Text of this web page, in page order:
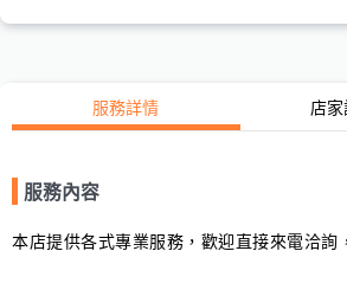
服務詳情 店家
服務內容
本店提供各式專業服務，歡迎直接來電洽詢